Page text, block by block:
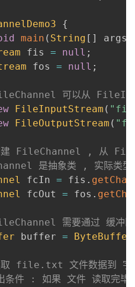
{
main ( String [ ] args
fis = null ;
fos = null ;
可以从
FileInputStream (
FileOutputStream (
FileChannel , 从
是抽象类 , 实际类
fcIn = fis .
fcOut = fos .
需要通过 缓冲
buffer = ByteBuffer
file.txt 文件数据到 字
条件 : 如果 文件 读取完